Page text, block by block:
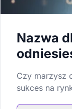
Nazwa
Czy marzysz
sukces na